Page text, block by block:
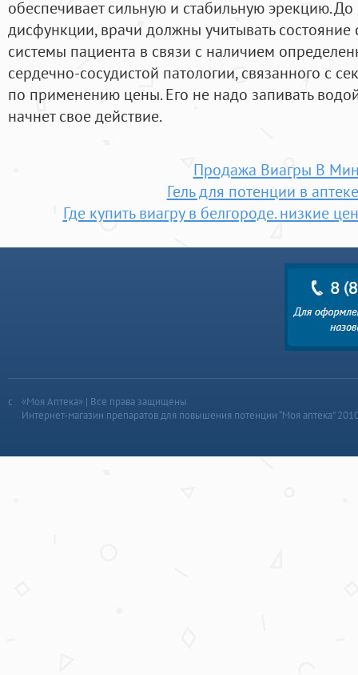
обеспечивает сильную и стабильную эрекцию.
дисфункции, врачи должны учитывать состояние
системы пациента в связи с наличием
сердечно-сосудистой патологии, связанного с
по применению цены. Его не надо запивать
начнет свое действие.
Продажа Виагры В
Гель для потенции в
Где купить виагру в белгороде. низкие
«Моя Аптека» | Все права защищены
Интернет-магазин препаратов для повышения потенции “Моя аптека”